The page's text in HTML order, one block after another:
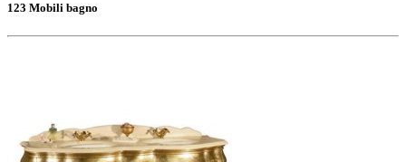
123 Mobili bagno